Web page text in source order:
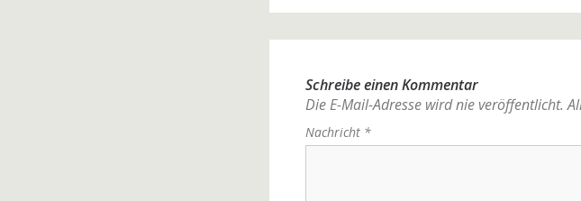
Schreibe einen Kommentar
Die E-Mail-Adresse wird nie veröffentlicht.
Nachricht *